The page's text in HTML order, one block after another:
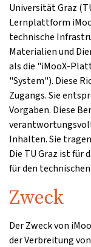
Universität Graz
Lernplattform
technische
Materialien und
als die "iMooX-
"System"). Diese
Zugangs. Sie
Vorgaben. Diese
Inhalten. Sie
Die TU Graz ist für
für den
Zweck
Der Zweck von
der Verbreitung